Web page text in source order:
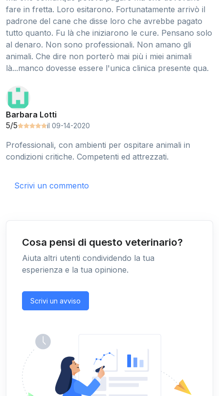
fare in fretta. Loro esitarono. Fortunatamente arrivò il
padrone del cane che disse loro che avrebbe pagato
tutto quanto. Fu là che iniziarono le cure. Pensano solo
al denaro. Non sono professionali. Non amano gli
animali. Che dire non porterò mai più i miei animali
là...manco dovesse essere l'unica clinica presente qua.
Barbara Lotti
5/5
il 09-14-2020
Professionali, con ambienti per ospitare animali in
condizioni critiche. Competenti ed attrezzati.
Scrivi un commento
Cosa pensi di questo veterinario?
Aiuta altri utenti condividendo la tua
esperienza e la tua opinione.
Scrivi un avviso